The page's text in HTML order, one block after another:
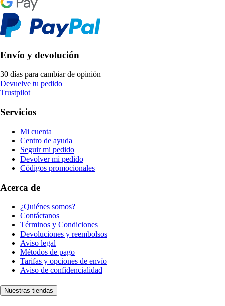
Envío y devolución
30 días para cambiar de opinión
Devuelve tu pedido
Trustpilot
Servicios
Mi cuenta
Centro de ayuda
Seguir mi pedido
Devolver mi pedido
Códigos promocionales
Acerca de
¿Quiénes somos?
Contáctanos
Términos y Condiciones
Devoluciones y reembolsos
Aviso legal
Métodos de pago
Tarifas y opciones de envío
Aviso de confidencialidad
Nuestras tiendas